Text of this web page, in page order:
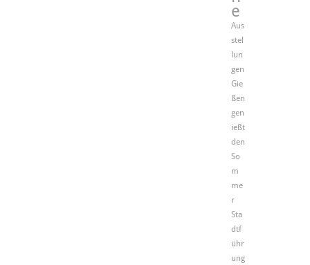
e
Aus
stel
lun
gen
Gie
ßen
gen
ießt
den
So
m
me
r
Sta
dtf
ühr
ung